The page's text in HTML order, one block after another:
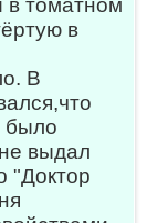
в томатном
в
В
было
выдал
"Доктор